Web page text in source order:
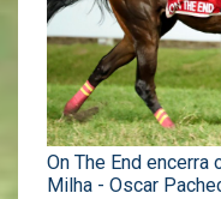
On The End
Milha - Oscar